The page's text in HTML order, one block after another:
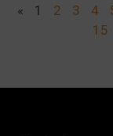
« 1 2 3 4
15